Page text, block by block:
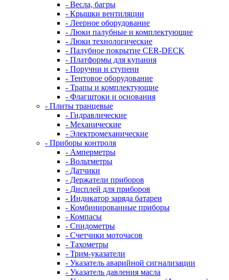
- Весла, багры
- Крышки вентиляции
- Леерное оборудование
- Люки палубные и комплектующие
- Люки технологические
- Палубное покрытие CER-DECK
- Платформы для купания
- Поручни и ступени
- Тентовое оборудование
- Трапы и комплектующие
- Флагштоки и основания
- Плиты транцевые
- Гидравлические
- Механические
- Электромеханические
- Приборы контроля
- Амперметры
- Вольтметры
- Датчики
- Держатели приборов
- Дисплей для приборов
- Индикатор заряда батареи
- Комбинированные приборы
- Компасы
- Спидометры
- Счетчики моточасов
- Тахометры
- Трим-указатели
- Указатель аварийной сигнализации
- Указатель давления масла